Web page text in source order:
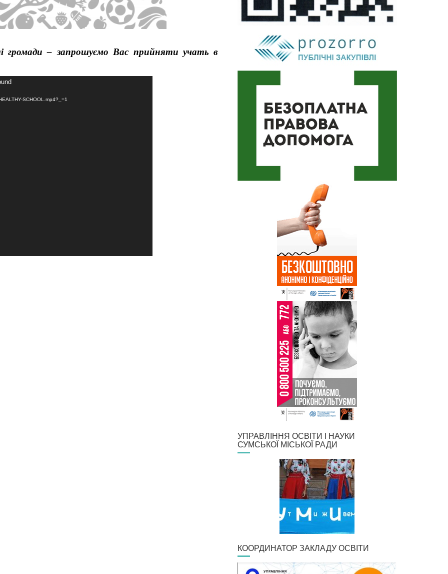
громади – запрошуємо Вас прийняти учать в
SCHOOL.mp4?_=1
УПРАВЛІННЯ ОСВІТИ І НАУКИ
СУМСЬКОЇ МІСЬКОЇ РАДИ
КООРДИНАТОР ЗАКЛАДУ ОСВІТИ